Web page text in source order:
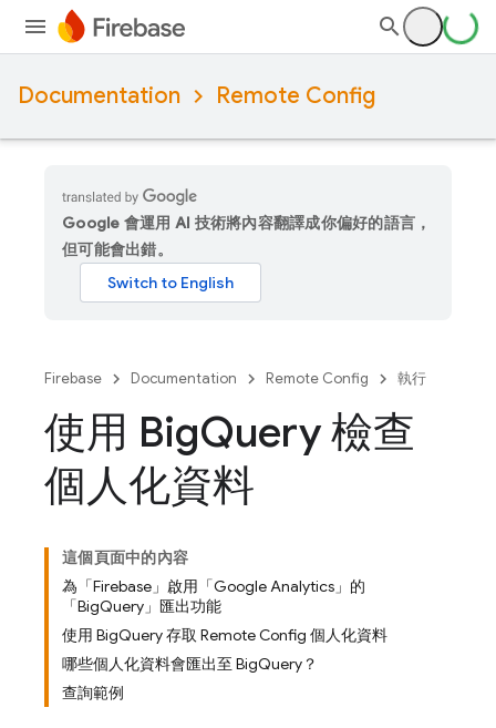
Documentation Remote Config
Google 會運用 AI 技術將內容翻譯成你偏好的語言，
但可能會出錯。
Firebase Documentation Remote Config 執行
使用 BigQuery 檢查
個人化資料
這個頁面中的內容
為「Firebase」啟用「Google Analytics」的
「BigQuery」匯出功能
使用 BigQuery 存取 Remote Config 個人化資料
哪些個人化資料會匯出至 BigQuery？
查詢範例